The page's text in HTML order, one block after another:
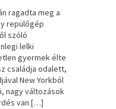
ragadta meg a
repülőgép
szóló
lelki
gyermek élte
családja odalett,
New Yorkból
nagy változások
van […]